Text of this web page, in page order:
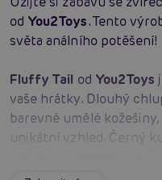
od You2Toys. Tento
světa análního potěšení!
Fluffy Tail od You2Toys
vaše hrátky. Dlouhý
barevné umělé
unikátní vzhled. Černý
maximální komfort.